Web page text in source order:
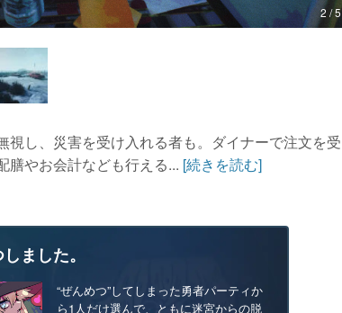
2 / 5
視し、災害を受け入れる者も。ダイナーで注文を受
膳やお会計なども行える... [続きを読む]
ました。
“ぜんめつ”してしまった勇者パーティか
ら1人だけ選んで、ともに迷宮からの脱